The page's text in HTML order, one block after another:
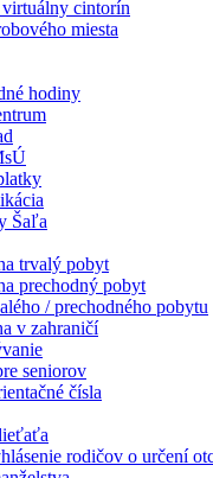
virtuálny cintorín
miesta
hodiny
Šaľa
trvalý pobyt
prechodný pobyt
/ prechodného pobytu
v zahraničí
seniorov
čísla
rodičov o určení